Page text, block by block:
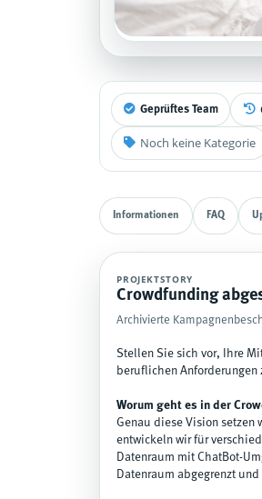
Geprüftes Team
Noch keine Kategorie
Informationen FAQ
PROJEKTSTORY
Crowdfunding
Archivierte
Stellen Sie sich vor, Ihre
beruflichen Anforderungen
Worum geht es in der
Genau diese Vision setzen
entwickeln wir für
Datenraum mit ChatBot-
Datenraum abgegrenzt